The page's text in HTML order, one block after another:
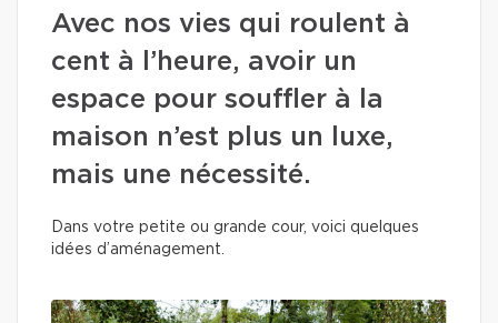
Avec nos vies qui roulent à
cent à l’heure, avoir un
espace pour souffler à la
maison n’est plus un luxe,
mais une nécessité.
Dans votre petite ou grande cour, voici quelques
idées d’aménagement.